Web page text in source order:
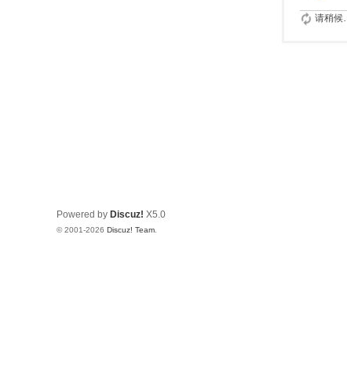
请稍
Powered by Discuz! X5.0
© 2001-2026 Discuz! Team